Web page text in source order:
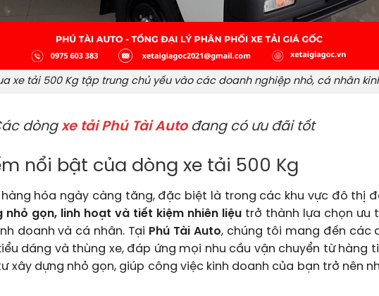
xe tải 500 Kg tập trung chủ yếu vào các doanh nghiệp nhỏ, cá nhân
dòngxe tải Phú Tài Auto đang có ưu đãi tốt
nổi bật của dòng xe tải 500 Kg
hàng hóa ngày càng tăng, đặc biệt là trong các khu vực đô thị
nhỏ gọn, linh hoạt và tiết kiệm nhiên liệu trở thành lựa chọn ưu
doanh và cá nhân. Tại Phú Tài Auto, chúng tôi mang đến các
dáng và thùng xe, đáp ứng mọi nhu cầu vận chuyển từ hàng
xây dựng nhỏ gọn, giúp công việc kinh doanh của bạn trở nên